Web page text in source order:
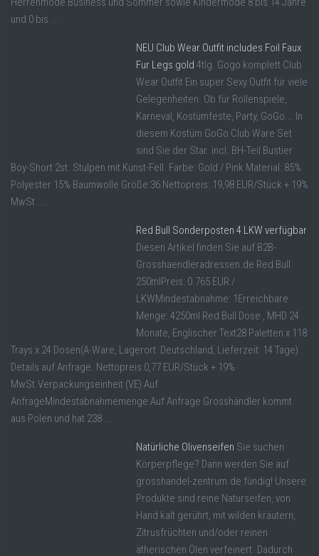
und 0 bis ...
NEU Club Wear Outfit includes Foil Faux
Fur Legs gold 4tlg. Gogo komplett Club
Wear Outfit Ein super Sexy Outfit für viele
Gelegenheiten. Ob für Rollenspiele,
Karneval, Kostümfeste, Party, GoGo... In
diesem Kostüm GoGo Club Ware Set
sind Sie der Star. incl. BH-Teil Bustier
Boy-Short 2st. Stulpen mit Kunst-Fell. Farbe: Gold / Pink Material: 85%
Polyester 15% Baumwolle Größe:36 Nettopreis: 19,98 EUR/Stück + 19%
MwSt ...
Red Bull Sonderposten 4 LKW verfügbar
Diesen Artikel finden Sie auf B2B-
Grosshaendleradressen.de Red Bull
250mlPreis: 0.765 EUR /
LKWMindestabnahme: 1Erreichbare
Menge: 4250ml Red Bull Dose , MHD 24
Monate, Englischer Text28 Paletten x 118
Trays x 24 Dosen(A-Ware, Lagerort: Deutschland, Lieferzeit: 14 Tage)
Details auf Anfrage. Nettopreis:0,77 EUR/Stück + 19%
MwSt.Verpackungseinheit (VE):Auf
AnfrageMindestabnahmemenge:Auf Anfrage Grosshändler kommt
aus Polen und hat 238 ...
Natürliche Olivenseifen Sie suchen
Körperpflege? Dann werden Sie auf
grosshandel-zentrum.de fündig! Unsere
Produkte sind reine Naturseifen, von
Hand kalt gerührt, mit wilden kräutern,
Zitrusfrüchten und/oder reinen
ätherischen Ölen verfeinert. Dadurch